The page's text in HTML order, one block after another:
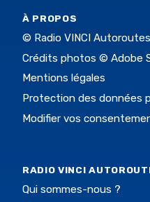
À PROPOS
© Radio VINCI
Crédits photos © Adobe
Mentions légales
Protection des données
Modifier vos
RADIO VINCI
Qui sommes-nous ?